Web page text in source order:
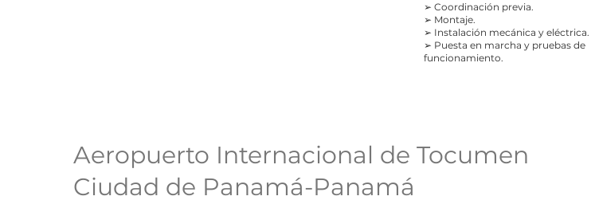
➢ Coordinación previa.
➢ Montaje.
➢ Instalación mecánica y eléctrica.
➢ Puesta en marcha y pruebas de
funcionamiento.
Aeropuerto Internacional de Tocumen
Ciudad de Panamá-Panamá